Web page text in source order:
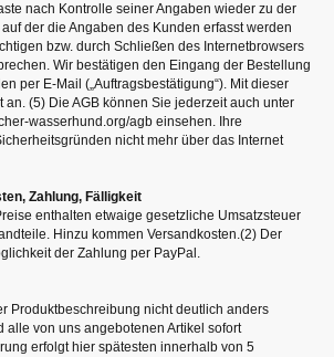
nach Kontrolle seiner Angaben wieder zu der
der die Angaben des Kunden erfasst werden
bzw. durch Schließen des Internetbrowsers
Wir bestätigen den Eingang der Bestellung
per E-Mail („Auftragsbestätigung“). Mit dieser
an. (5) Die AGB können Sie jederzeit auch unter
wasserhund.org/agb einsehen. Ihre
nicht mehr über das Internet
Zahlung, Fälligkeit
enthalten etwaige gesetzliche Umsatzsteuer
Hinzu kommen Versandkosten.(2) Der
der Zahlung per PayPal.
Produktbeschreibung nicht deutlich anders
alle von uns angebotenen Artikel sofort
erfolgt hier spätesten innerhalb von 5